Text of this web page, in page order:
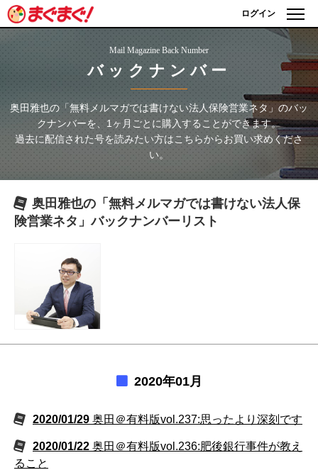
ログイン
Mail Magazine Back Number
バックナンバー
奥田雅也の「無料メルマガでは書けない法人保険営業ネタ」 のバッ
クナンバーを、1ヶ月ごとに購入することができます。
過去に配信された号を読みたい方はこちらからお買い求めくださ
い。
奥田雅也の「無料メルマガでは書けない法人保
険営業ネタ」バックナンバーリスト
2020年01月
2020/01/29 奥田＠有料版vol.237:思ったより深刻です
2020/01/22 奥田＠有料版vol.236:肥後銀行事件が教え
ること